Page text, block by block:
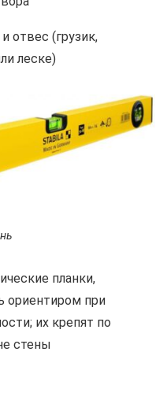
отвес (грузик,
леске)
планки,
ориентиром при
их крепят по
стены